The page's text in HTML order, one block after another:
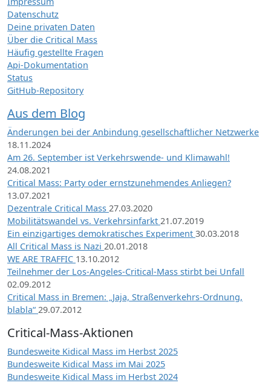
Datenschutz
Deine privaten Daten
Über die Critical Mass
Häufig gestellte Fragen
Api-Dokumentation
Status
GitHub-Repository
Aus dem Blog
Änderungen bei der Anbindung gesellschaftlicher Netzwerke
18.11.2024
Am 26. September ist Verkehrswende- und Klimawahl!
24.08.2021
Critical Mass: Party oder ernstzunehmendes Anliegen?
13.07.2021
Dezentrale Critical Mass 27.03.2020
Mobilitätswandel vs. Verkehrsinfarkt 21.07.2019
Ein einzigartiges demokratisches Experiment 30.03.2018
All Critical Mass is Nazi 20.01.2018
WE ARE TRAFFIC 13.10.2012
Teilnehmer der Los-Angeles-Critical-Mass stirbt bei Unfall
02.09.2012
Critical Mass in Bremen: „Jaja, Straßenverkehrs-Ordnung,
blabla“ 29.07.2012
Critical-Mass-Aktionen
Bundesweite Kidical Mass im Herbst 2025
Bundesweite Kidical Mass im Mai 2025
Bundesweite Kidical Mass im Herbst 2024